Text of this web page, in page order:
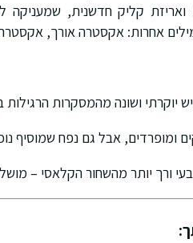
ואריזת קליק חדשנית,
אחרות: אקסטרה אורך,
יוקרתי ושונה מהמסקרות הרגילות
ומופרדים, אבל גם נפח שמוסיף
ורך יותר מהשחור הקלאסי –